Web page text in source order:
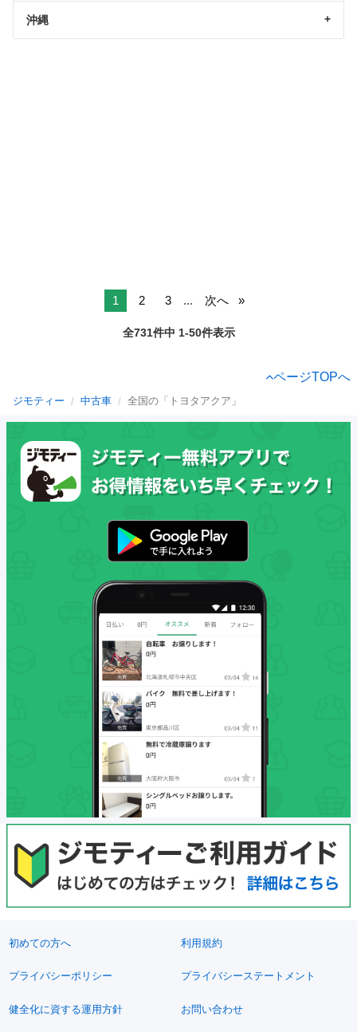
沖縄
1 2 3 ... 次へ
全731件中 1-50件表示
ページTOPへ
ジモティー 中古車 全国の「トヨタアクア」
初めての方へ 利用規約
プライバシーポリシー プライバシーステートメント
健全化に資する運用方針 お問い合わせ